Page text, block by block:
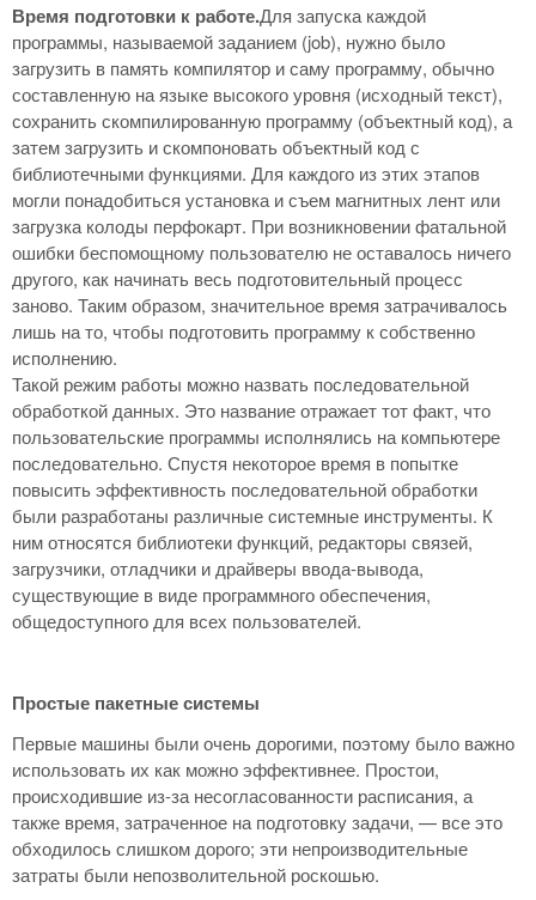
Время подготовки к работе.Для запуска каждой
программы, называемой заданием (job), нужно было
загрузить в память компилятор и саму программу, обычно
составленную на языке высокого уровня (исходный текст),
сохранить скомпилированную программу (объектный код), а
затем загрузить и скомпоновать объектный код с
библиотечными функциями. Для каждого из этих этапов
могли понадобиться установка и съем магнитных лент или
загрузка колоды перфокарт. При возникновении фатальной
ошибки беспомощному пользователю не оставалось ничего
другого, как начинать весь подготовительный процесс
заново. Таким образом, значительное время затрачивалось
лишь на то, чтобы подготовить программу к собственно
исполнению.
Такой режим работы можно назвать последовательной
обработкой данных. Это название отражает тот факт, что
пользовательские программы исполнялись на компьютере
последовательно. Спустя некоторое время в попытке
повысить эффективность последовательной обработки
были разработаны различные системные инструменты. К
ним относятся библиотеки функций, редакторы связей,
загрузчики, отладчики и драйверы ввода-вывода,
существующие в виде программного обеспечения,
общедоступного для всех пользователей.
Простые пакетные системы
Первые машины были очень дорогими, поэтому было важно
использовать их как можно эффективнее. Простои,
происходившие из-за несогласованности расписания, а
также время, затраченное на подготовку задачи, — все это
обходилось слишком дорого; эти непроизводительные
затраты были непозволительной роскошью.